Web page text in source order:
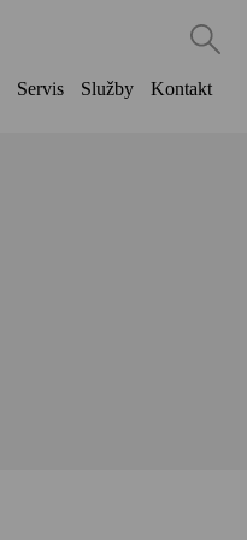
Servis Služby Kontakt